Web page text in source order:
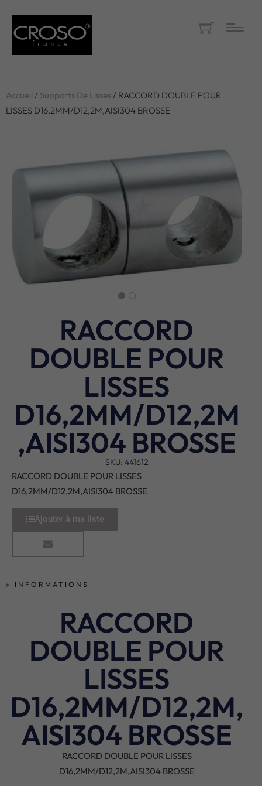
Accueil / Supports De Lisses/ RACCORD DOUBLE POUR
LISSES D16,2MM/D12,2M,AISI304 BROSSE
RACCORD
DOUBLE POUR
LISSES
D16,2MM/D12,2M
,AISI304 BROSSE
SKU: 441612
RACCORD DOUBLE POUR LISSES
D16,2MM/D12,2M,AISI304 BROSSE
Ajouter à ma liste
INFORMATIONS
RACCORD
DOUBLE POUR
LISSES
D16,2MM/D12,2M,
AISI304 BROSSE
RACCORD DOUBLE POUR LISSES
D16,2MM/D12,2M,AISI304 BROSSE